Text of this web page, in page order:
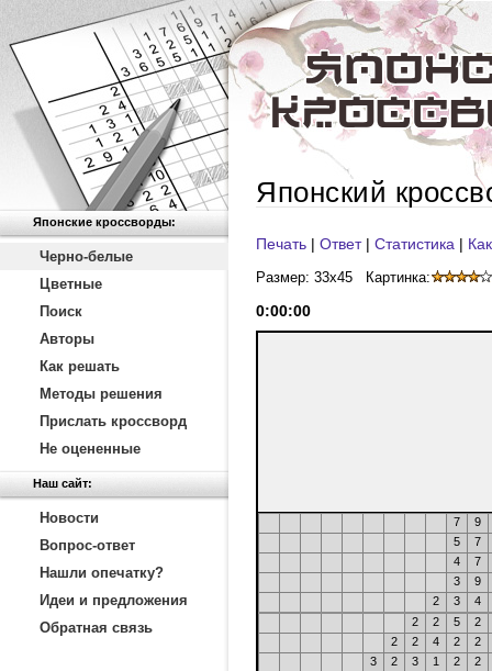
Японские кроссворды:
Черно-белые
Цветные
Поиск
Авторы
Как решать
Методы решения
Прислать кроссворд
Не оцененные
Наш сайт:
Новости
Вопрос-ответ
Нашли опечатку?
Идеи и предложения
Обратная связь
Японский
Печать | Ответ| Статистика |
Размер: 33x45 Картинка:
0:00:00
7
9
5
7
4
7
3
9
2
3
4
2
2 5
2
2
2 4 2
2
3
2 3 1 2
2